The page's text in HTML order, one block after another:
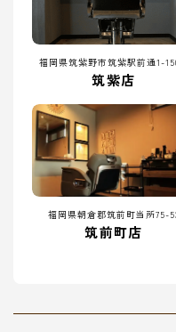
福岡県筑紫野市筑紫駅前通1-
筑紫店
福岡県朝倉郡筑前町当所75-
筑前町店